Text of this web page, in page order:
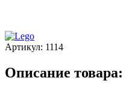
Артикул: 1114
Описание товара: